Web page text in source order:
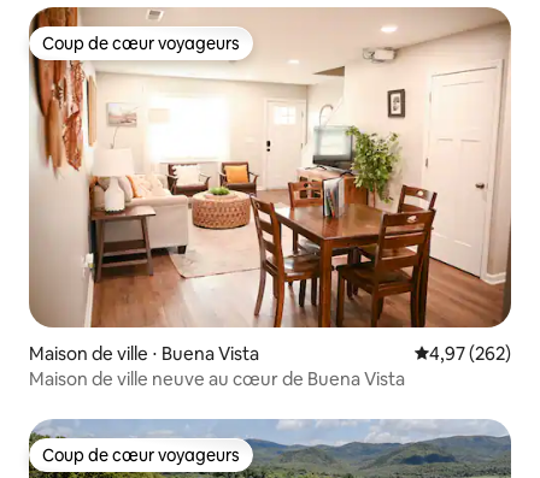
Coup de cœur voyageurs
Coup de cœur voyageurs
Maison de ville ⋅ Buena Vista Évaluation
4,97 (262)
Maison de ville neuve au cœur de Buena Vista
Coup de cœur voyageurs
Coup de cœur voyageurs